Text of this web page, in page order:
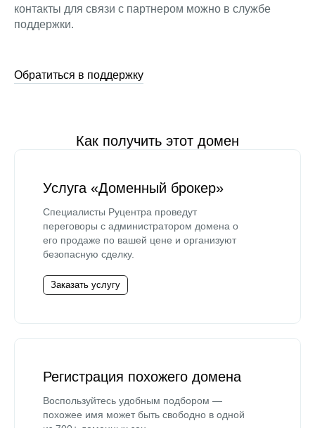
контакты для связи с партнером можно в службе
поддержки.
Обратиться в поддержку
Как получить этот домен
Услуга «Доменный брокер»
Специалисты Руцентра проведут
переговоры с администратором домена о
его продаже по вашей цене и организуют
безопасную сделку.
Заказать услугу
Регистрация похожего домена
Воспользуйтесь удобным подбором —
похожее имя может быть свободно в одной